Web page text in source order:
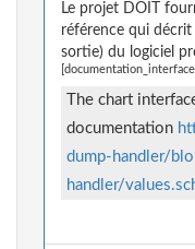
Le projet DOIT
référence qui
sortie) du logiciel
[documentation_interface]
The chart
documentation
dump-handler/
handler/